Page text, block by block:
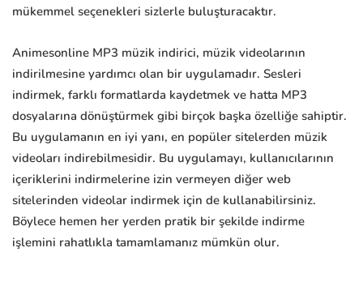
mükemmel seçenekleri sizlerle buluşturacaktır.
Animesonline MP3 müzik indirici, müzik videolarının
indirilmesine yardımcı olan bir uygulamadır. Sesleri
indirmek, farklı formatlarda kaydetmek ve hatta MP3
dosyalarına dönüştürmek gibi birçok başka özelliğe sahiptir.
Bu uygulamanın en iyi yanı, en popüler sitelerden müzik
videoları indirebilmesidir. Bu uygulamayı, kullanıcılarının
içeriklerini indirmelerine izin vermeyen diğer web
sitelerinden videolar indirmek için de kullanabilirsiniz.
Böylece hemen her yerden pratik bir şekilde indirme
işlemini rahatlıkla tamamlamanız mümkün olur.